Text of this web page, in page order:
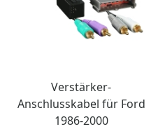
Verstärker-
Anschlusskabel für Ford
1986-2000